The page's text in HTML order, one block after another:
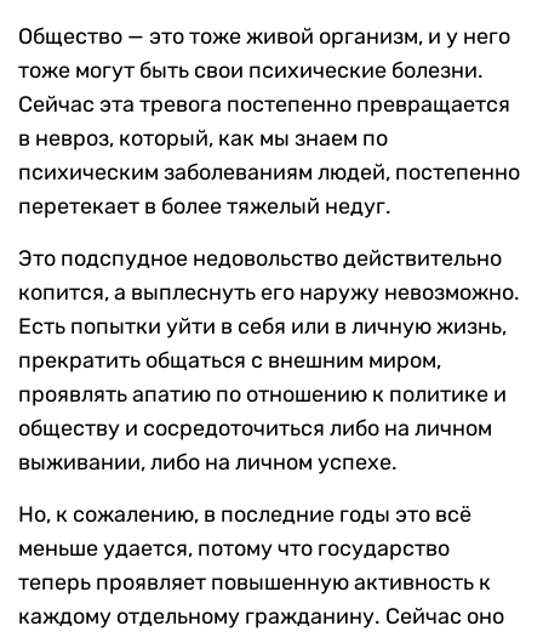
Общество — это тоже живой организм, и у него
тоже могут быть свои психические болезни.
Сейчас эта тревога постепенно превращается
в невроз, который, как мы знаем по
психическим заболеваниям людей, постепенно
перетекает в более тяжелый недуг.
Это подспудное недовольство действительно
копится, а выплеснуть его наружу невозможно.
Есть попытки уйти в себя или в личную жизнь,
прекратить общаться с внешним миром,
проявлять апатию по отношению к политике и
обществу и сосредоточиться либо на личном
выживании, либо на личном успехе.
Но, к сожалению, в последние годы это всё
меньше удается, потому что государство
теперь проявляет повышенную активность к
каждому отдельному гражданину. Сейчас оно